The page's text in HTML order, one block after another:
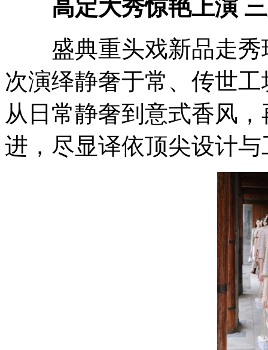
高定大秀惊艳上演
盛典重头戏新品走秀
次演绎静奢于常、传世
从日常静奢到意式香风
进，尽显译依顶尖设计